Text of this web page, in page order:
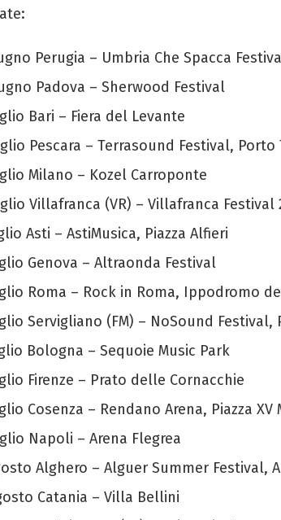
Perugia – Umbria Che Spacca
Padova – Sherwood Festival
Bari – Fiera del Levante
Pescara – Terrasound Festival, Porto
Milano – Kozel Carroponte
Villafranca (VR) – Villafranca Festival
Asti – AstiMusica, Piazza Alfieri
Genova – Altraonda Festival
Roma – Rock in Roma, Ippodromo
Servigliano (FM) – NoSound Festival,
Bologna – Sequoie Music Park
Firenze – Prato delle Cornacchie
Cosenza – Rendano Arena, Piazza XV
Napoli – Arena Flegrea
Alghero – Alguer Summer Festival,
Catania – Villa Bellini